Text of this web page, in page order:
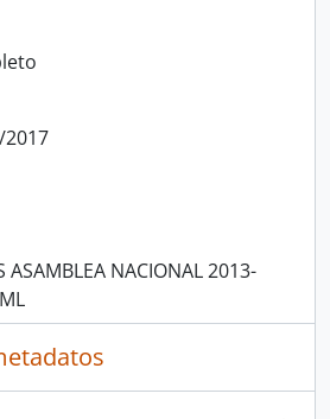
ASAMBLEA NACIONAL 2013-